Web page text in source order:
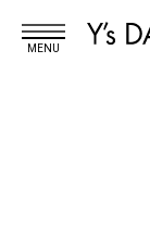
MENU